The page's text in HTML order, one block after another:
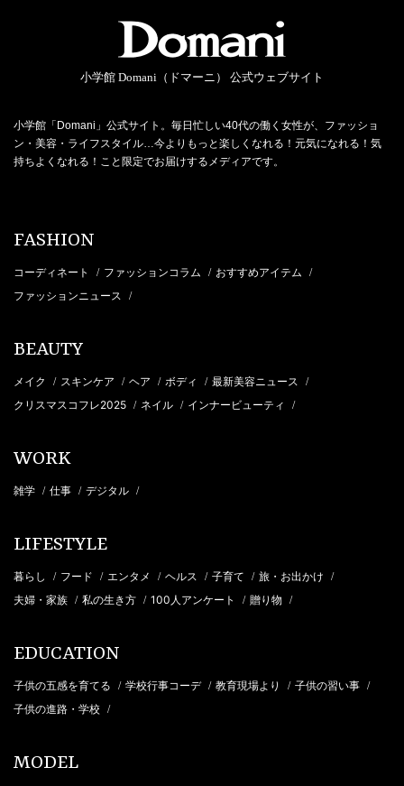
小学館 Domani（ドマーニ） 公式ウェブサイト
小学館「Domani」公式サイト。毎日忙しい40代の働く女性が、ファッショ
ン・美容・ライフスタイル…今よりもっと楽しくなれる！元気になれる！気
持ちよくなれる！こと限定でお届けするメディアです。
FASHION
コーディネート / ファッションコラム / おすすめアイテム /
ファッションニュース /
BEAUTY
メイク / スキンケア / ヘア / ボディ / 最新美容ニュース /
クリスマスコフレ2025 / ネイル / インナービューティ /
WORK
雑学 / 仕事 / デジタル /
LIFESTYLE
暮らし / フード / エンタメ / ヘルス / 子育て / 旅・お出かけ /
夫婦・家族 / 私の生き方 / 100人アンケート / 贈り物 /
EDUCATION
子供の五感を育てる / 学校行事コーデ / 教育現場より / 子供の習い事 /
子供の進路・学校 /
MODEL